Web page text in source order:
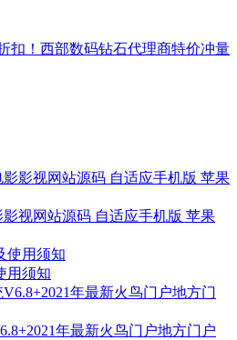
视网站源码 自适应手机版 苹果
用须知
年最新火鸟门户地方门户